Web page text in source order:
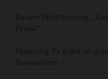
Baden-Württemberg:
Praxis“
Hamburg: Es grünt so
Gymnasium